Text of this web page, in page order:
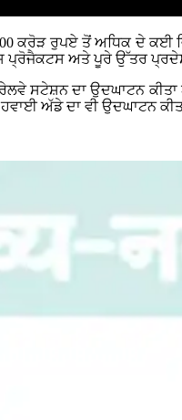
ਕਰੋੜ ਰੁਪਏ ਤੋਂ ਅਧਿਕ ਦੇ
ਪ੍ਰੋਜੈਕਟਸ ਅਤੇ ਪੂਰੇ ਉੱਤਰ
ਸਟੇਸ਼ਨ ਦਾ ਉਦਘਾਟਨ
ਅੱਡੇ ਦਾ ਵੀ ਉਦਘਾਟਨ